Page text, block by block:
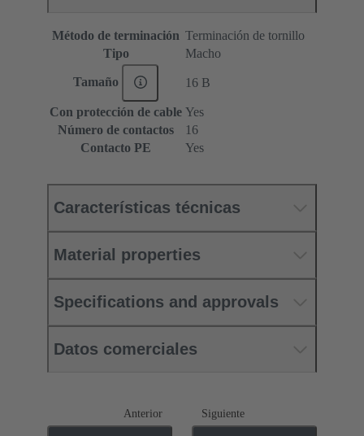
Método de terminación Terminación de tornillo
Tipo
Macho
Tamaño 16 B
Con protección de cable Yes
Número de contactos
16
Contacto PE
Yes
Características técnicas
Material properties
Specifications and approvals
Datos comerciales
Anterior Siguiente